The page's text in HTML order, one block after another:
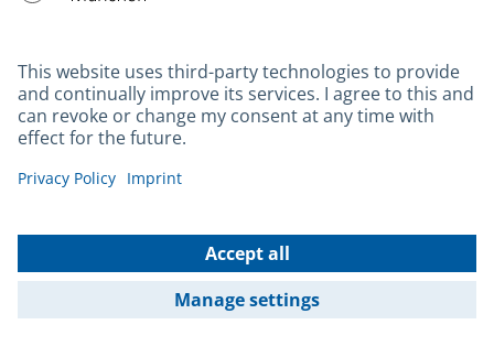
Gebärdensprache
Datenschutz
Kontakt
© 2026 Portal München Betriebs GmbH & Co. KG - Ein Service der
Landeshauptstadt München und der Stadtwerke München GmbH